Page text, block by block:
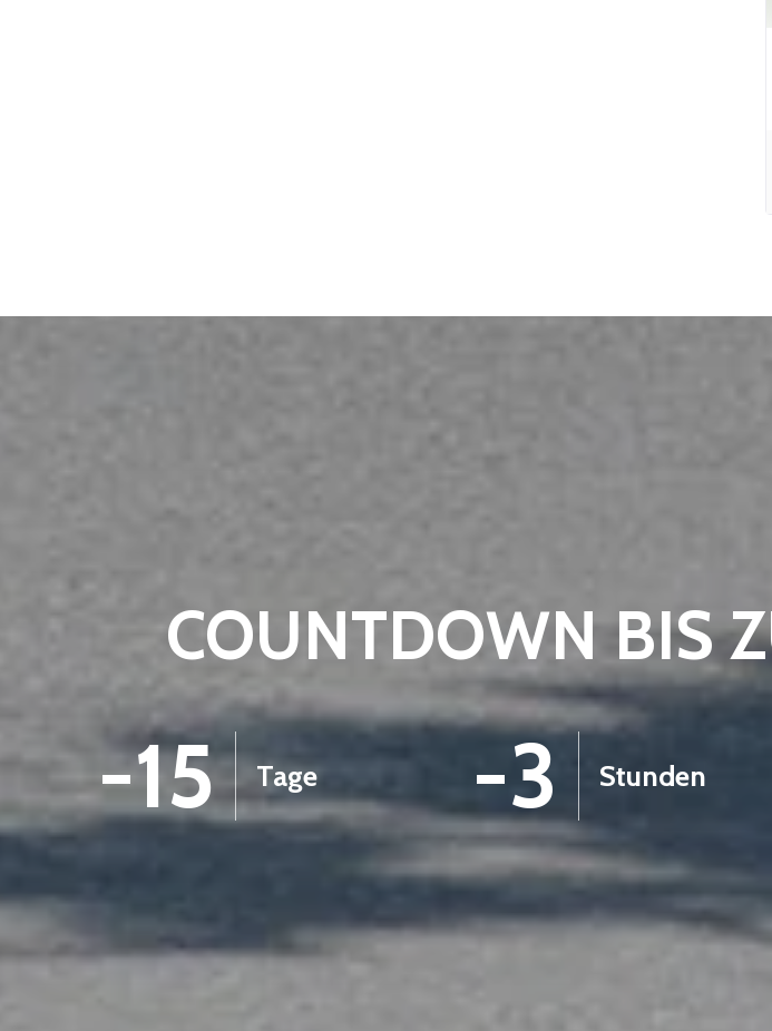
COUNTDOWN BIS
-15 Tage -3 Stunden